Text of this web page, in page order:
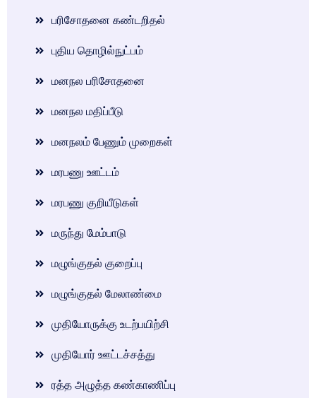
பரிசோதனை கண்டறிதல்
புதிய தொழில்நுட்பம்
மனநல பரிசோதனை
மனநல மதிப்பீடு
மனநலம் பேணும் முறைகள்
மரபணு ஊட்டம்
மரபணு குறியீடுகள்
மருந்து மேம்பாடு
மழுங்குதல் குறைப்பு
மழுங்குதல் மேலாண்மை
முதியோருக்கு உடற்பயிற்சி
முதியோர் ஊட்டச்சத்து
ரத்த அழுத்த கண்காணிப்பு